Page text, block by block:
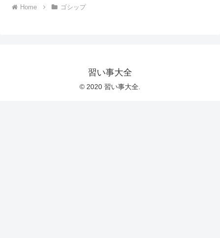
Home ゴシップ
習い事大全
© 2020 習い事大全.